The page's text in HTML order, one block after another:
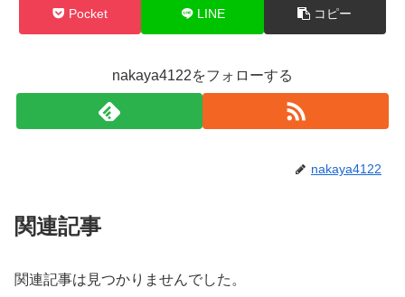
Pocket LINE コピー
nakaya4122をフォローする
nakaya4122
関連記事
関連記事は見つかりませんでした。